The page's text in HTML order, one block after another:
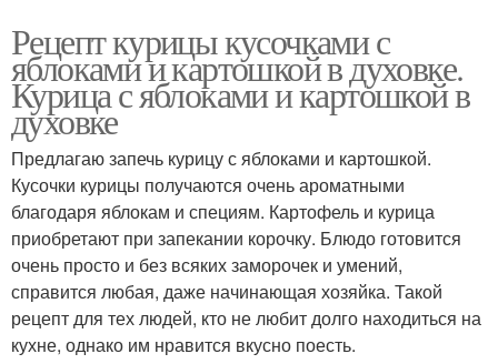
Рецепт курицы кусочками с
яблоками и картошкой в духовке.
Курица с яблоками и картошкой в
духовке
Предлагаю запечь курицу с яблоками и картошкой.
Кусочки курицы получаются очень ароматными
благодаря яблокам и специям. Картофель и курица
приобретают при запекании корочку. Блюдо готовится
очень просто и без всяких заморочек и умений,
справится любая, даже начинающая хозяйка. Такой
рецепт для тех людей, кто не любит долго находиться на
кухне, однако им нравится вкусно поесть.